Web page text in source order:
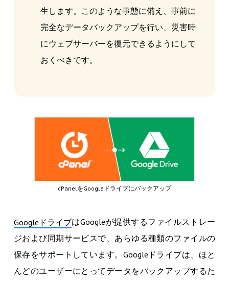
生します。このような事態に備え、事前に
完全なデータバックアップを行い、災害時
にウェブサーバーを復元できるようにして
おくべきです。
cPanelをGoogleドライブにバックアップ
GoogleドライブはGoogleが提供するファイルストレー
ジおよび同期サービスで、あらゆる種類のファイルの
保存をサポートしています。Googleドライブは、ほと
んどのユーザーにとってデータをバックアップするた